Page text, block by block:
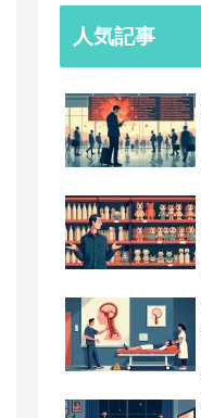
人気記事